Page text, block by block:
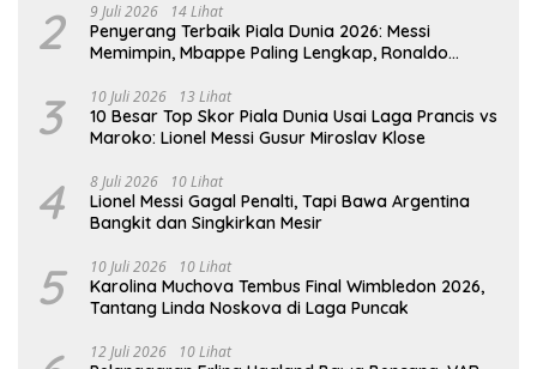
2 9 Juli 2026 14 Lihat
Penyerang Terbaik Piala Dunia 2026: Messi
Memimpin, Mbappe Paling Lengkap, Ronaldo
3 10 Juli 2026 13 Lihat
10 Besar Top Skor Piala Dunia Usai Laga Prancis vs
Maroko: Lionel Messi Gusur Miroslav Klose
4 8 Juli 2026 10 Lihat
Lionel Messi Gagal Penalti, Tapi Bawa Argentina
Bangkit dan Singkirkan Mesir
5 10 Juli 2026 10 Lihat
Karolina Muchova Tembus Final Wimbledon 2026,
Tantang Linda Noskova di Laga Puncak
12 Juli 2026 10 Lihat